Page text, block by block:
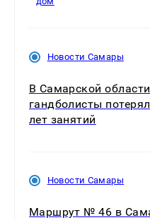
Новости Самары
В Самарской
гандболисты
лет занятий
Новости Самары
Маршрут № 46 в